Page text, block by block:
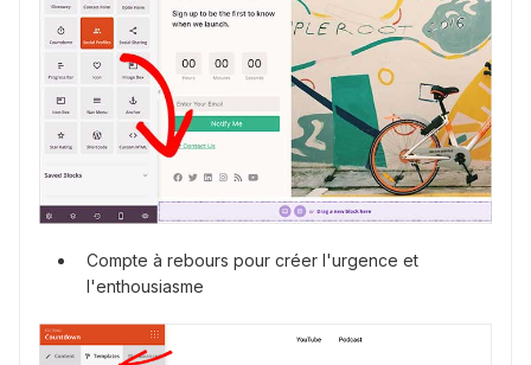
Compte à rebours pour créer l'urgence et
l'enthousiasme